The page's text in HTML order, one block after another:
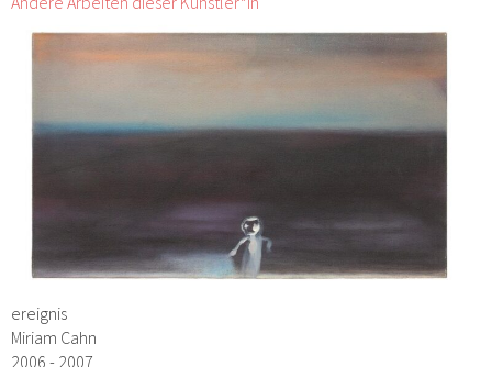
ereignis
Miriam Cahn
2006 - 2007